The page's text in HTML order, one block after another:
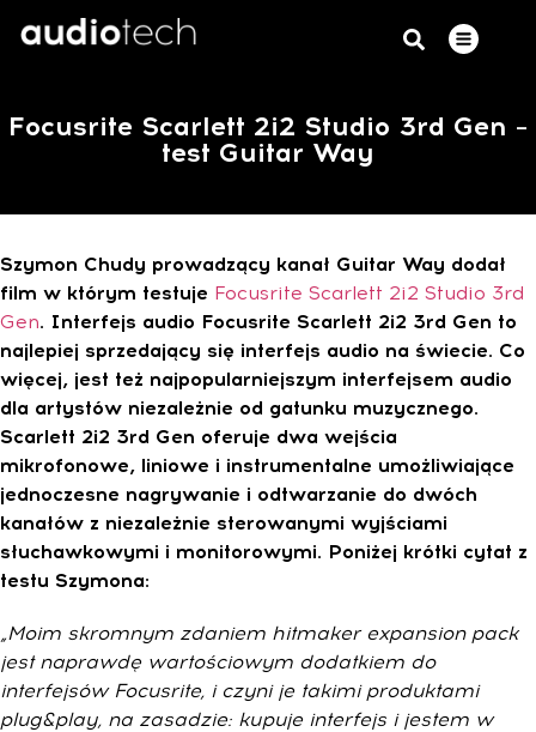
Focusrite Scarlett 2i2 Studio 3rd Gen –
test Guitar Way
Szymon Chudy prowadzący kanał Guitar Way dodał
film w którym testuje Focusrite Scarlett 2i2 Studio 3rd
Gen. Interfejs audio Focusrite Scarlett 2i2 3rd Gen to
najlepiej sprzedający się interfejs audio na świecie. Co
więcej, jest też najpopularniejszym interfejsem audio
dla artystów niezależnie od gatunku muzycznego.
Scarlett 2i2 3rd Gen oferuje dwa wejścia
mikrofonowe, liniowe i instrumentalne umożliwiające
jednoczesne nagrywanie i odtwarzanie do dwóch
kanałów z niezależnie sterowanymi wyjściami
słuchawkowymi i monitorowymi. Poniżej krótki cytat z
testu Szymona:
„Moim skromnym zdaniem hitmaker expansion pack
jest naprawdę wartościowym dodatkiem do
interfejsów Focusrite, i czyni je takimi produktami
plug&play, na zasadzie: kupuje interfejs i jestem w